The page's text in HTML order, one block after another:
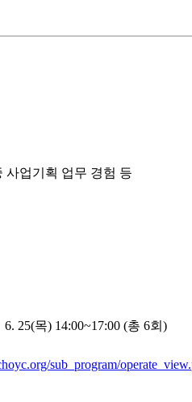
사업기획 업무 경험 등
25(목) 14:00~17:00 (총 6회)
sub_program/